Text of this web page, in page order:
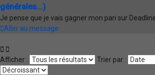
générales...)
Je pense que je vais gagner mon pari sur
Aller au message
Afficher : Trier par :